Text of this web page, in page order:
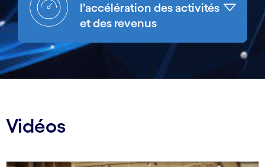
l'accélération des activités
et des revenus
Vidéos